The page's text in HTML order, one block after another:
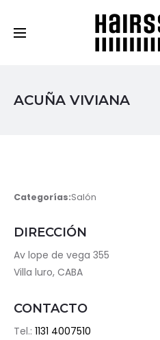
ACUÑA VIVIANA
Categorías:Salón
DIRECCIÓN
Av lope de vega 355
Villa luro, CABA
CONTACTO
Tel.: 1131 4007510